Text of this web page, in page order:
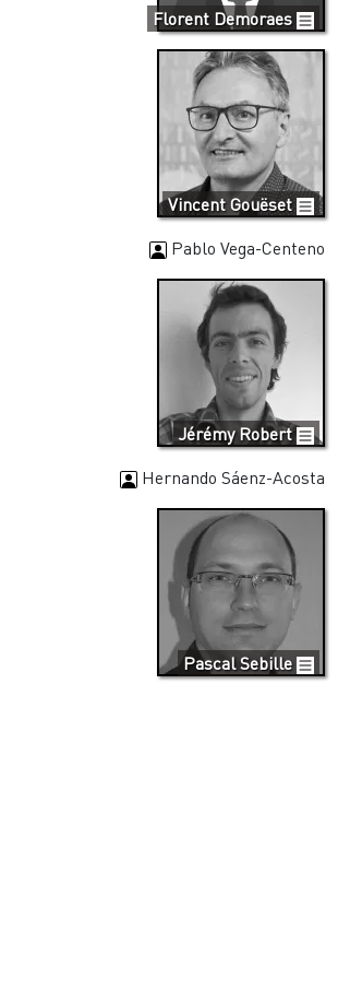
Florent Demoraes
Vincent Gouëset
Pablo Vega-Centeno
Jérémy Robert
Hernando Sáenz-Acosta
Pascal Sebille